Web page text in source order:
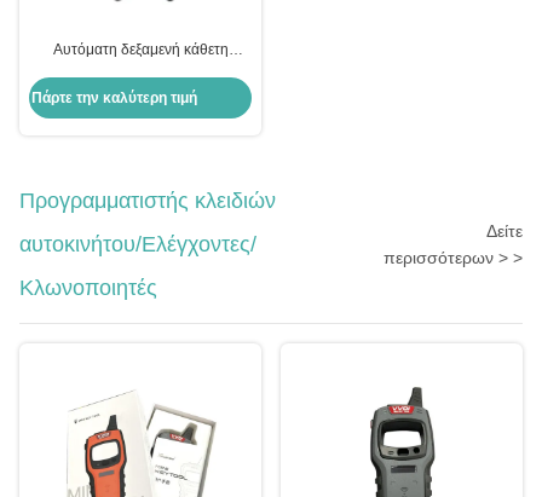
Αυτόματη δεξαμενή κάθετη
αυτοκινήτου εργαλεία κλειδαριού
Πάρτε την καλύτερη τιμή
Προγραμματιστής κλειδιών
αυτοκινήτου/Ελέγχοντες/
Κλωνοποιητές
Δείτε
περισσότερων > >